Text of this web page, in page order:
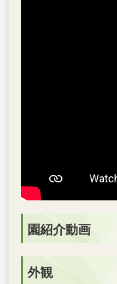
園紹介動画
外観